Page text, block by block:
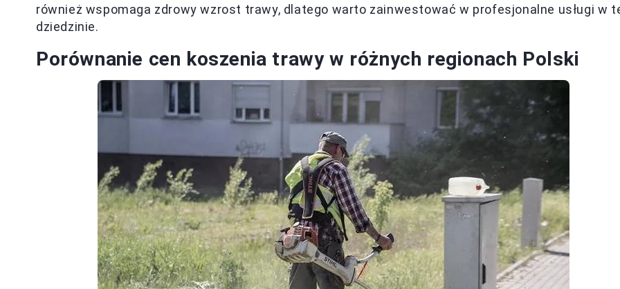
również wspomaga zdrowy wzrost trawy, dlatego warto zainwestować w profesjonalne usługi w
dziedzinie.
Porównanie cen koszenia trawy w różnych regionach Polski